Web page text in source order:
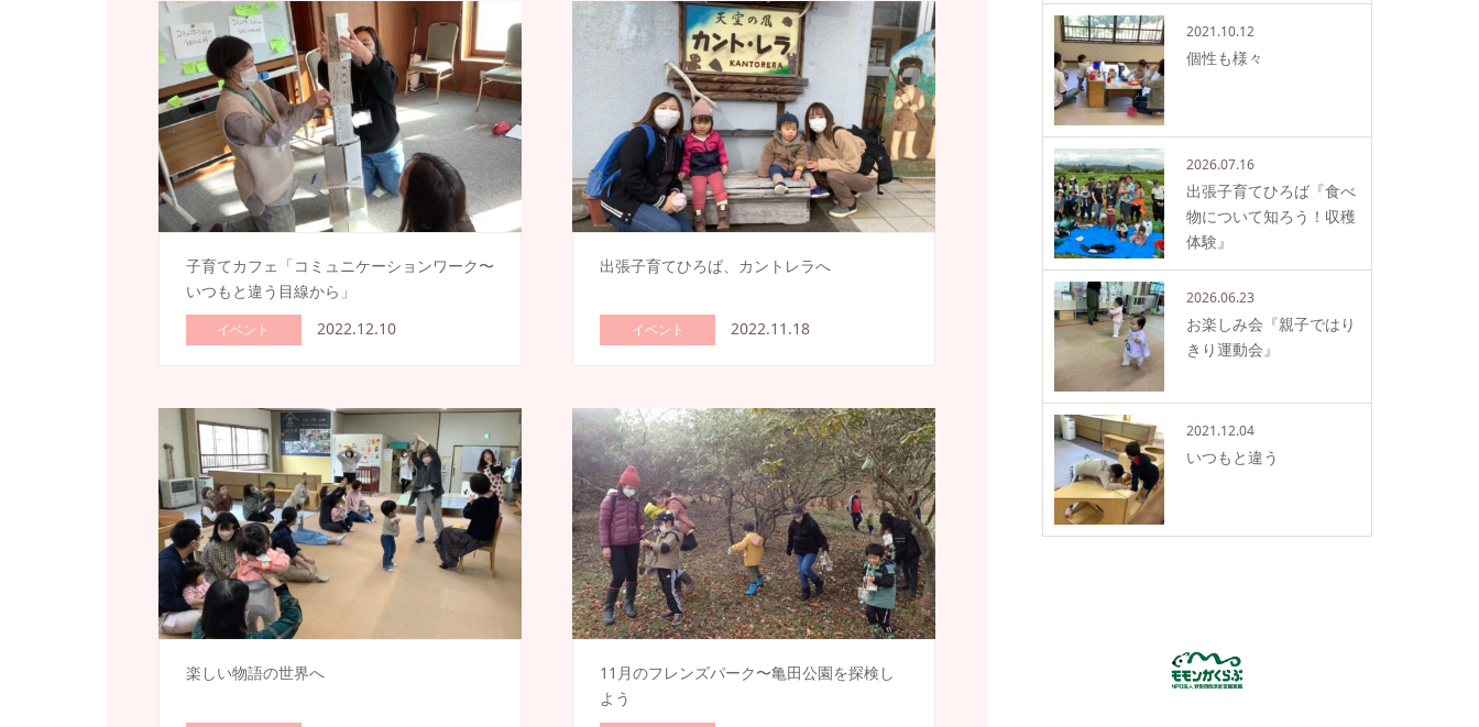
子育てカフェ「コミュニケーションワーク〜
いつもと違う目線から」
イベント 2022.12.10
出張子育てひろば、カントレラへ
イベント 2022.11.18
楽しい物語の世界へ
11月のフレンズパーク〜亀田公園を探検し
よう
2021.10.12
個性も様々
2026.07.16
出張子育てひろば『食べ
物について知ろう！収穫
体験』
2026.06.23
お楽しみ会『親子ではり
きり運動会』
2021.12.04
いつもと違う